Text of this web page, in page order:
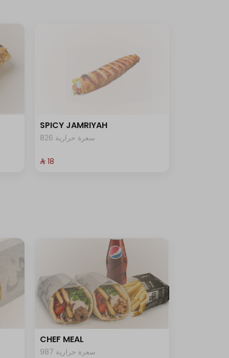
SPICY JAMRIYAH
826 سعرة حرارية
⁨⁦‪‬ 18⁩
CHEF MEAL
987 سعرة حرارية